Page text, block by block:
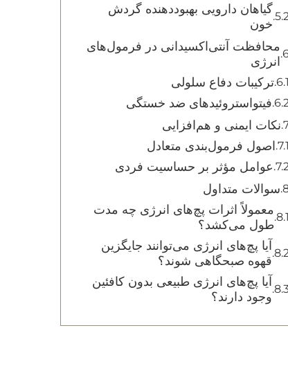
گیاهان دارویی بهبوددهنده گردش
خون
محافظت آنتی‌اکسیدانی در فرمول‌های
انرژی
ترکیبات دفاع سلولی
فیتواستروئیدهای ضد خستگی
نکات ایمنی و هم‌افزایی
اصول فرمول‌بندی متعادل
عوامل مؤثر بر حساسیت فردی
‫سوالات متداول‬
معمولاً اثرات پچ‌های انرژی چه مدت
طول می‌کشد؟
آیا پچ‌های انرژی می‌توانند جایگزین
قهوه صبحگاهی شوند؟
آیا پچ‌های انرژی طبیعی بدون کافئین
وجود دارند؟